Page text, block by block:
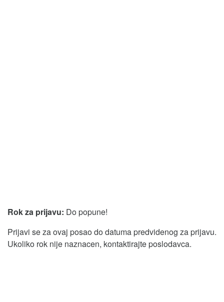
Rok za prijavu: Do popune!
Prijavi se za ovaj posao do datuma predvidenog za prijavu.
Ukoliko rok nije naznacen, kontaktirajte poslodavca.